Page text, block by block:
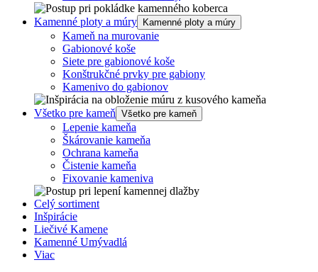
Kamenné ploty a múry Kamenné ploty a múry
Kameň na murovanie
Gabionové koše
Siete pre gabionové koše
Konštrukčné prvky pre gabiony
Kamenivo do gabionov
Všetko pre kameň Všetko pre kameň
Lepenie kameňa
Škárovanie kameňa
Ochrana kameňa
Čistenie kameňa
Fixovanie kameniva
Celý sortiment
Inšpirácie
Liečivé Kamene
Kamenné Umývadlá
Viac